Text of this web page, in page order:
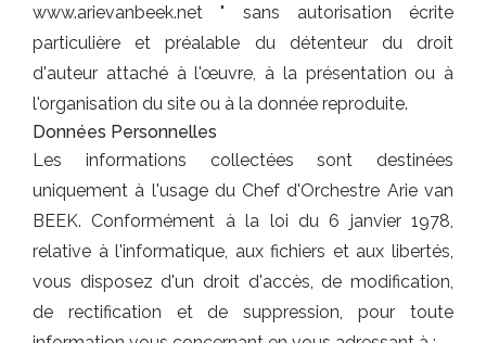
www.arievanbeek.net " sans autorisation écrite
particulière et préalable du détenteur du droit
d'auteur attaché à l'œuvre, à la présentation ou à
l'organisation du site ou à la donnée reproduite.
Données Personnelles
Les informations collectées sont destinées
uniquement à l'usage du Chef d'Orchestre Arie van
BEEK. Conformément à la loi du 6 janvier 1978,
relative à l'informatique, aux fichiers et aux libertés,
vous disposez d'un droit d'accès, de modification,
de rectification et de suppression, pour toute